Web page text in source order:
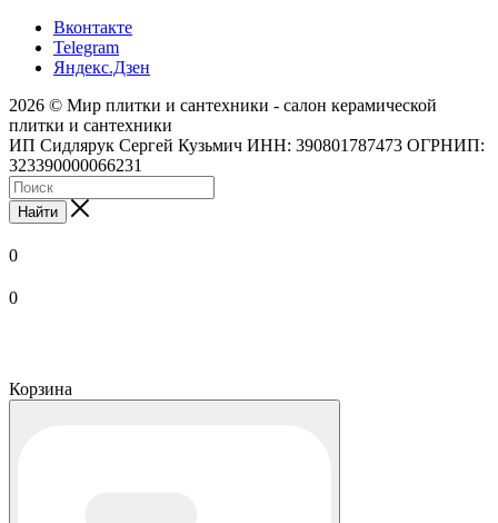
Вконтакте
Telegram
Яндекс.Дзен
2026 © Мир плитки и сантехники - салон керамической
плитки и сантехники
ИП Сидлярук Сергей Кузьмич ИНН: 390801787473 ОГРНИП:
323390000066231
Найти
0
0
Корзина